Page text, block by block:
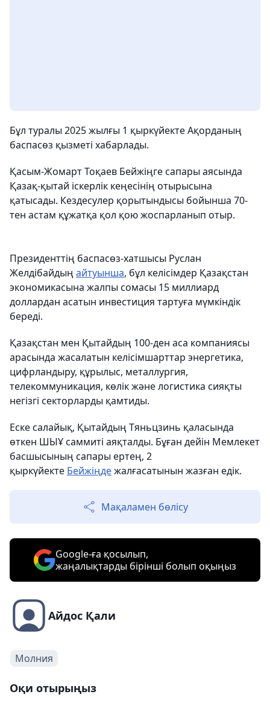
Бұл туралы 2025 жылғы 1 қыркүйекте Ақорданың
баспасөз қызметі хабарлады.
Қасым-Жомарт Тоқаев Бейжіңге сапары аясында
Қазақ-қытай іскерлік кеңесінің отырысына
қатысады. Кездесулер қорытындысы бойынша 70-
тен астам құжатқа қол қою жоспарланып отыр.
Президенттің баспасөз-хатшысы Руслан
Желдібайдың айтуынша, бұл келісімдер Қазақстан
экономикасына жалпы сомасы 15 миллиард
доллардан асатын инвестиция тартуға мүмкіндік
береді.
Қазақстан мен Қытайдың 100-ден аса компаниясы
арасында жасалатын келісімшарттар энергетика,
цифрландыру, құрылыс, металлургия,
телекоммуникация, көлік және логистика сияқты
негізгі секторларды қамтиды.
Еске салайық, Қытайдың Тяньцзинь қаласында
өткен ШЫҰ саммиті аяқталды. Бұған дейін Мемлекет
басшысының сапары ертең, 2
қыркүйекте Бейжіңдежалғасатынын жазған едік.
Мақаламен бөлісу
Google-ға қосылып,
жаңалықтарды бірінші болып оқыңыз
Айдос Қали
Молния
Оқи отырыңыз